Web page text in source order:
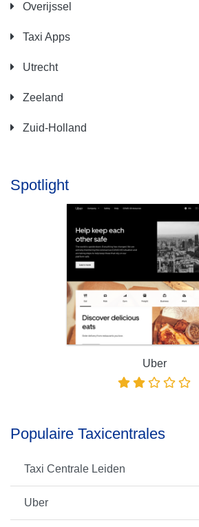
Overijssel
Taxi Apps
Utrecht
Zeeland
Zuid-Holland
Spotlight
Uber
Populaire Taxicentrales
Taxi Centrale Leiden
Uber